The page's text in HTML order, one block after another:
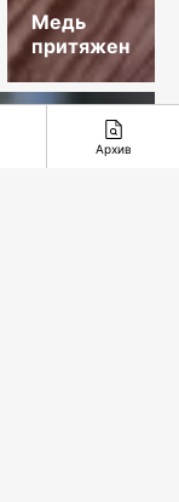
Медь
притяжения
Архив